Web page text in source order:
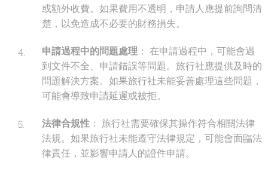
或額外收費。如果費用不透明，申請人應提前詢問清
楚，以免造成不必要的財務損失。
申請過程中的問題處理 ： 在申請過程中，可能會遇
到文件不全、申請錯誤等問題。旅行社應提供及時的
問題解決方案。如果旅行社未能妥善處理這些問題，
可能會導致申請延遲或被拒。
法律合規性 ： 旅行社需要確保其操作符合相關法律
法規。如果旅行社未能遵守法律規定，可能會面臨法
律責任，並影響申請人的證件申請。